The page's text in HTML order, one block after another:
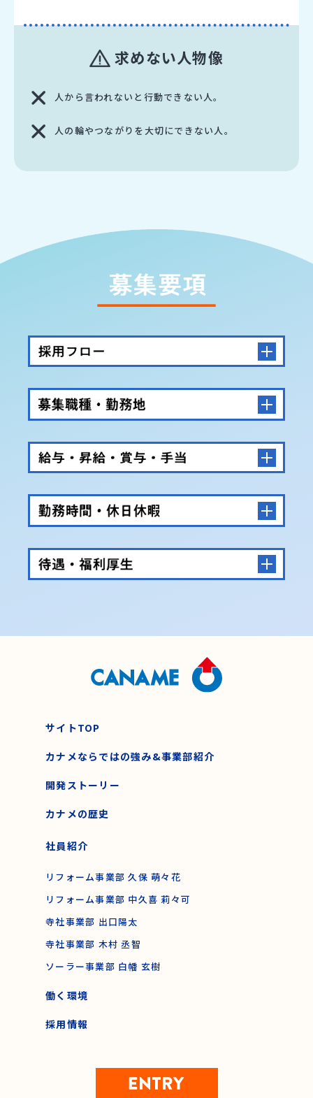
求めない人物像
人から言われないと行動できない人。
人の輪やつながりを大切にできない人。
サイトTOP
カナメならではの強み&事業部紹介
開発ストーリー
カナメの歴史
社員紹介
リフォーム事業部 久保 萌々花
リフォーム事業部 中久喜 莉々可
寺社事業部 出口陽太
寺社事業部 木村 丞智
ソーラー事業部 白幡 玄樹
働く環境
採用情報